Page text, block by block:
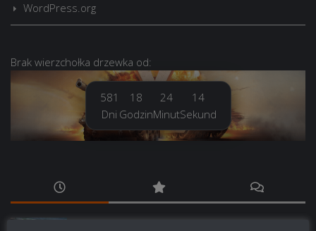
WordPress.org
Brak wierzchołka drzewka od:
581
Dni
18
Godzin
24
Minut
15
Sekund